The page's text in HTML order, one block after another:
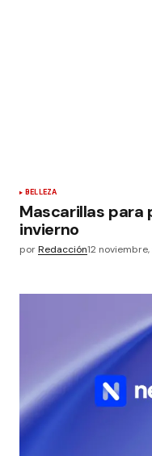
BELLEZA
Mascarillas para
invierno
porRedacción12 noviembre,